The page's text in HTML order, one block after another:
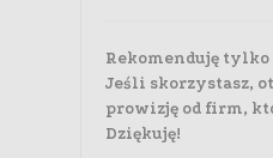
Rekomenduję tylko
Jeśli skorzystasz,
prowizję od firm,
Dziękuję!